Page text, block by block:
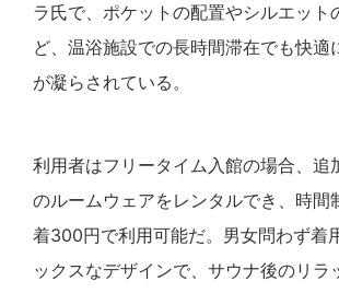
ラ氏で、ポケットの配置やシルエット
ど、温浴施設での長時間滞在でも快適
が凝らされている。
利用者はフリータイム入館の場合、追
のルームウェアをレンタルでき、時間
着300円で利用可能だ。男女問わず着
ックスなデザインで、サウナ後のリラ